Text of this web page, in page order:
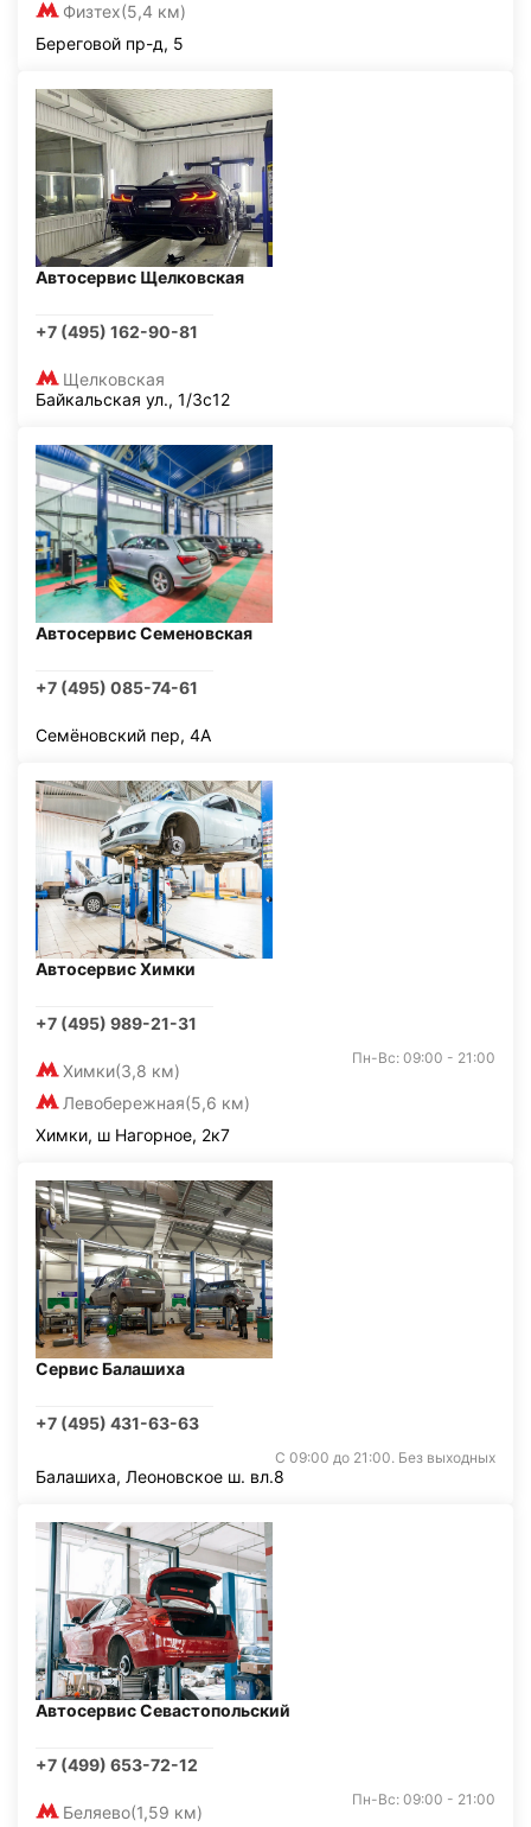
Физтех(5,4 км)
Береговой пр-д, 5
Автосервис Щелковская
+7 (495) 162-90-81
Щелковская
Байкальская ул., 1/3с12
Автосервис Семеновская
+7 (495) 085-74-61
Семёновский пер, 4А
Автосервис Химки
+7 (495) 989-21-31
Химки(3,8 км)
Левобережная(5,6 км)
Пн-Вс: 09:00 - 21:00
Химки, ш Нагорное, 2к7
Сервис Балашиха
+7 (495) 431-63-63
С 09:00 до 21:00. Без выходных
Балашиха, Леоновское ш. вл.8
Автосервис Севастопольский
+7 (499) 653-72-12
Беляево(1,59 км)
Пн-Вс: 09:00 - 21:00